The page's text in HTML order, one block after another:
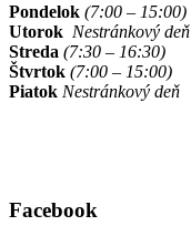
Pondelok (7:00 – 15:00)
Utorok Nestránkový deň
Streda (7:30 – 16:30)
Štvrtok (7:00 – 15:00)
Piatok Nestránkový deň
Facebook